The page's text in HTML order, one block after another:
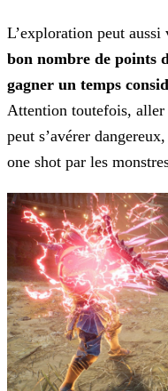
L’exploration peut
bon nombre de points
gagner un temps
Attention toutefois, aller
peut s’avérer
one shot par les